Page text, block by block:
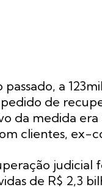
a
pedido de
da medida
clientes, ex-
judicial
de R$ 2,3